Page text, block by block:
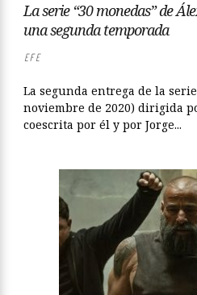
La serie “30 monedas” de
una segunda temporada
EFE
La segunda entrega de la
noviembre de 2020) dirigida
coescrita por él y por Jorge...